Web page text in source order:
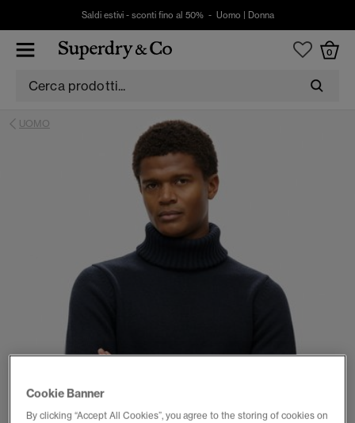
Saldi estivi - sconti fino al 50% - Uomo Donna
0
UOMO
Cookie Banner
By clicking “Accept All Cookies”, you agree to the storing of cookies on